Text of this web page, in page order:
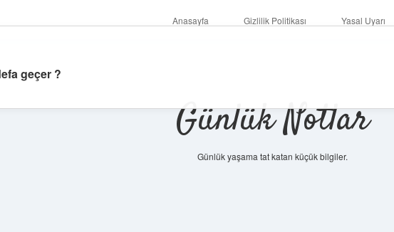
Anasayfa Gizlilik Politikası Yasal Uyarı
Günlük Notlar
Günlük yaşama tat katan küçük bilgiler.
geçer ?